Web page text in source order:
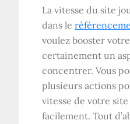
La vitesse du site
dans le
voulez booster
certainement un
concentrer. Vous
plusieurs actions
vitesse de votre
facilement. Tout